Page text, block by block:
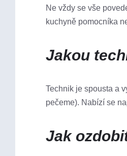
Ne vždy se vše
kuchyně pomocníka
Jakou
Technik je spousta a
pečeme). Nabízí se
Jak